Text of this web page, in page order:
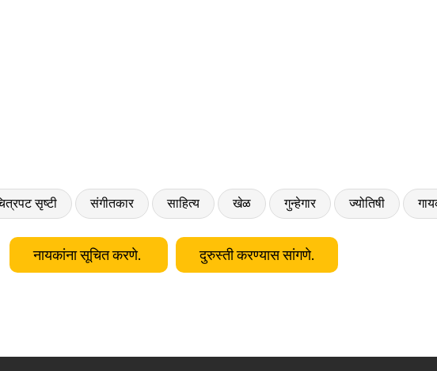
सृष्टी संगीतकार साहित्य खेळ गुन्हेगार ज्योतिषी
नायकांना सूचित करणे. दुरुस्ती करण्यास सांगणे.